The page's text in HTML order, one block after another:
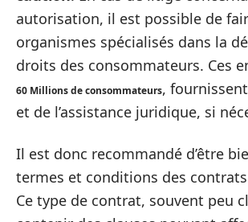
autorisation, il est possible de
organismes spécialisés dans la
droits des consommateurs. Ces
60 Millions de consommateurs,
et de l’assistance juridique, si
Il est donc recommandé d’être
termes et conditions des
Ce type de contrat, souvent peu